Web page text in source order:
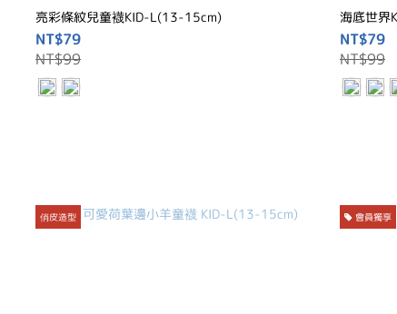
亮彩條紋兒童襪KID-L(13-15cm)
NT$79
NT$99
海底世界
NT$79
NT$99
俏皮造型 會員獨享